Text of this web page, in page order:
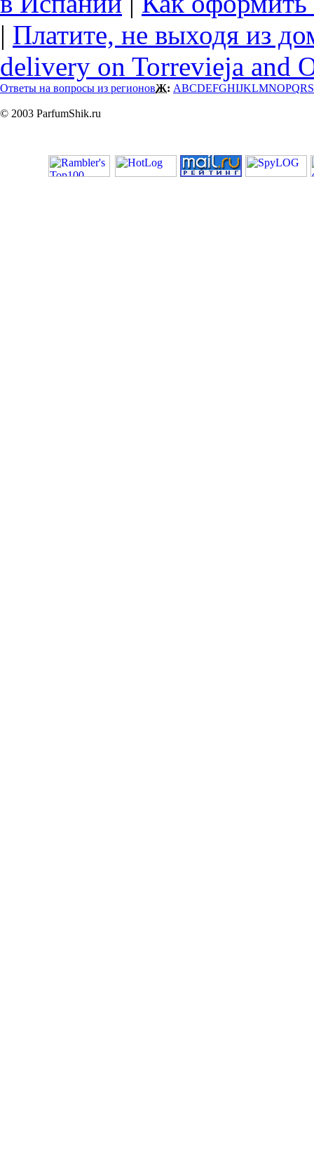
| Платите, не выходя из
delivery on Torrevieja and
Ответы на вопросы из регионовЖ: ABCDEFGHIJKLMNOPQRS
© 2003 ParfumShik.ru